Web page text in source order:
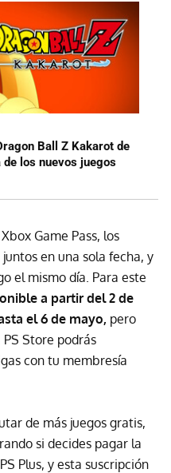
Ball Z Kakarot de
los nuevos juegos
Game Pass, los
en una sola fecha, y
el mismo día. Para este
a partir del 2 de
el 6 de mayo, pero
Store podrás
con tu membresía
de más juegos gratis,
si decides pagar la
Plus, y esta suscripción